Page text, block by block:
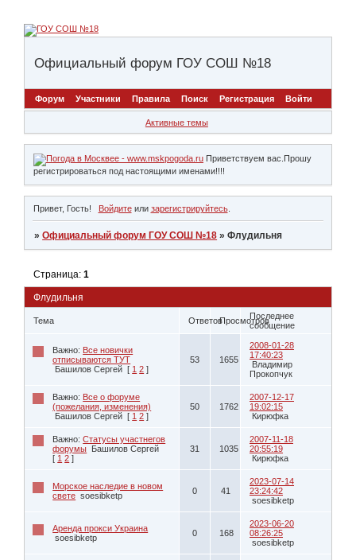
Официальный форум ГОУ СОШ №18
Форум Участники Правила Поиск Регистрация Войти
Активные темы
Приветствуем вас.Прошу
регистрироваться под настоящими именами!!!!
Привет, Гость! Войдитеили зарегистрируйтесь.
»Официальный форум ГОУ СОШ №18 »Флудильня
Флудильня
Страница:1
Тема ОтветовПросмотровПоследнее
сообщение
Важно: Все новички
отписываются ТУТ
Башилов Сергей [ 1 2 ]
53 1655
2008-01-28
17:40:23
Владимир
Прокопчук
Важно: Все о форуме
(пожелания, изменения)
Башилов Сергей [ 1 2 ]
50 1762
2007-12-17
19:02:15
Кирюфка
Важно: Статусы участнегов
форумы Башилов Сергей
[ 1 2 ]
31 1035
2007-11-18
20:55:19
Кирюфка
Морское наследие в новом
свете soesibketp 0 41
2023-07-14
23:24:42
soesibketp
Аренда прокси Украина
soesibketp
0 168
2023-06-20
08:26:25
soesibketp